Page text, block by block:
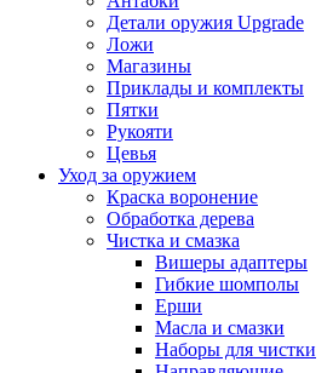
Детали оружия Upgrade
Ложи
Магазины
Приклады и комплекты
Пятки
Рукояти
Цевья
Уход за оружием
Краска воронение
Обработка дерева
Чистка и смазка
Вишеры адаптеры
Гибкие шомполы
Ерши
Масла и смазки
Наборы для чистки